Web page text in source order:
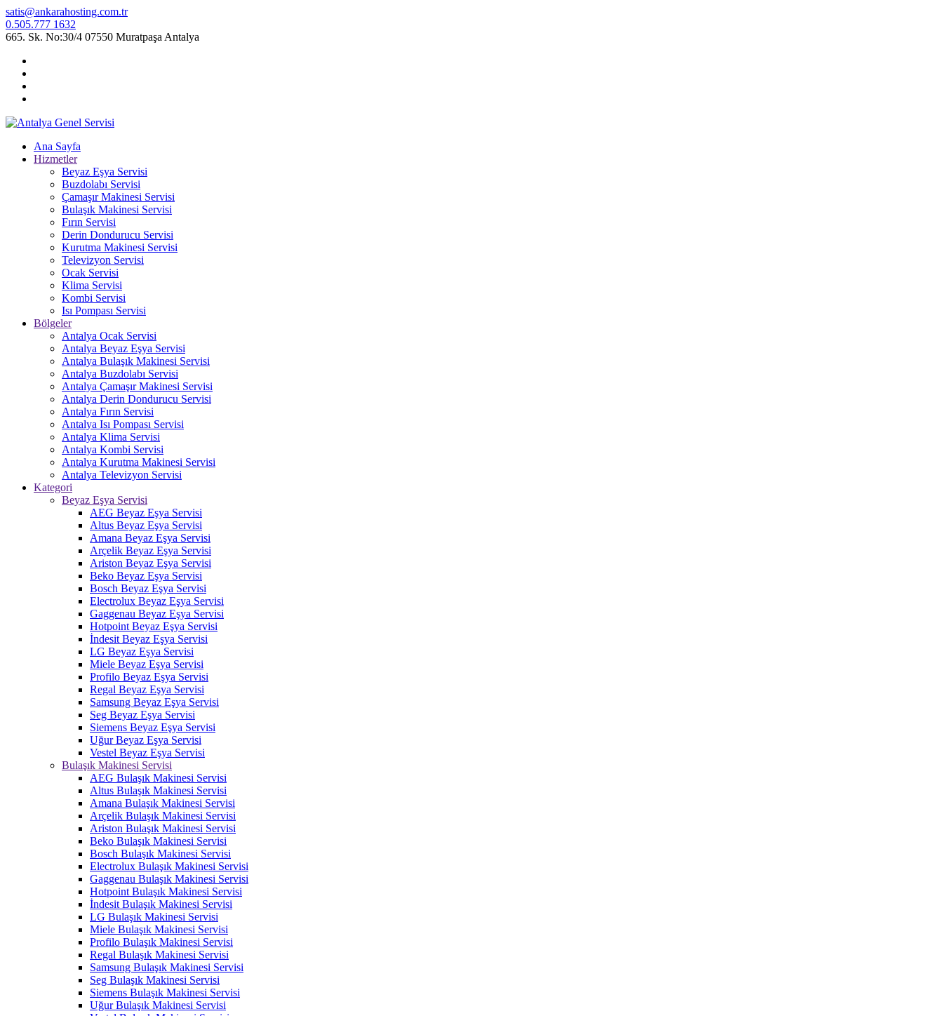
satis@ankarahosting.com.tr
0.505.777 1632
665. Sk. No:30/4 07550 Muratpaşa Antalya
Ana Sayfa
Hizmetler
Beyaz Eşya Servisi
Buzdolabı Servisi
Çamaşır Makinesi Servisi
Bulaşık Makinesi Servisi
Fırın Servisi
Derin Dondurucu Servisi
Kurutma Makinesi Servisi
Televizyon Servisi
Ocak Servisi
Klima Servisi
Kombi Servisi
Isı Pompası Servisi
Bölgeler
Antalya Ocak Servisi
Antalya Beyaz Eşya Servisi
Antalya Bulaşık Makinesi Servisi
Antalya Buzdolabı Servisi
Antalya Çamaşır Makinesi Servisi
Antalya Derin Dondurucu Servisi
Antalya Fırın Servisi
Antalya Isı Pompası Servisi
Antalya Klima Servisi
Antalya Kombi Servisi
Antalya Kurutma Makinesi Servisi
Antalya Televizyon Servisi
Kategori
Beyaz Eşya Servisi
AEG Beyaz Eşya Servisi
Altus Beyaz Eşya Servisi
Amana Beyaz Eşya Servisi
Arçelik Beyaz Eşya Servisi
Ariston Beyaz Eşya Servisi
Beko Beyaz Eşya Servisi
Bosch Beyaz Eşya Servisi
Electrolux Beyaz Eşya Servisi
Gaggenau Beyaz Eşya Servisi
Hotpoint Beyaz Eşya Servisi
İndesit Beyaz Eşya Servisi
LG Beyaz Eşya Servisi
Miele Beyaz Eşya Servisi
Profilo Beyaz Eşya Servisi
Regal Beyaz Eşya Servisi
Samsung Beyaz Eşya Servisi
Seg Beyaz Eşya Servisi
Siemens Beyaz Eşya Servisi
Uğur Beyaz Eşya Servisi
Vestel Beyaz Eşya Servisi
Bulaşık Makinesi Servisi
AEG Bulaşık Makinesi Servisi
Altus Bulaşık Makinesi Servisi
Amana Bulaşık Makinesi Servisi
Arçelik Bulaşık Makinesi Servisi
Ariston Bulaşık Makinesi Servisi
Beko Bulaşık Makinesi Servisi
Bosch Bulaşık Makinesi Servisi
Electrolux Bulaşık Makinesi Servisi
Gaggenau Bulaşık Makinesi Servisi
Hotpoint Bulaşık Makinesi Servisi
İndesit Bulaşık Makinesi Servisi
LG Bulaşık Makinesi Servisi
Miele Bulaşık Makinesi Servisi
Profilo Bulaşık Makinesi Servisi
Regal Bulaşık Makinesi Servisi
Samsung Bulaşık Makinesi Servisi
Seg Bulaşık Makinesi Servisi
Siemens Bulaşık Makinesi Servisi
Uğur Bulaşık Makinesi Servisi